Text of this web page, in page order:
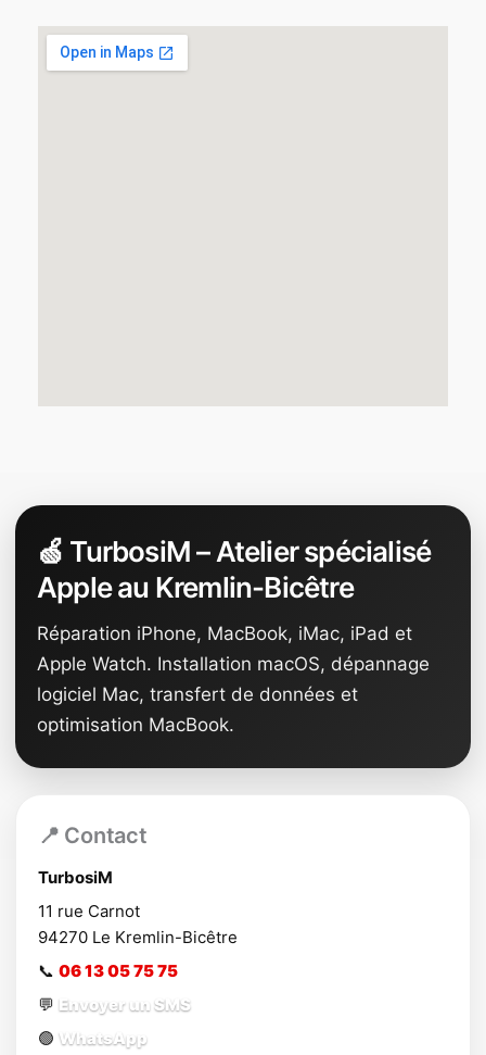
🍏 TurbosiM – Atelier spécialisé
Apple au Kremlin-Bicêtre
Réparation iPhone, MacBook, iMac, iPad et
Apple Watch. Installation macOS, dépannage
logiciel Mac, transfert de données et
optimisation MacBook.
📍 Contact
TurbosiM
11 rue Carnot
94270 Le Kremlin-Bicêtre
📞 06 13 05 75 75
💬 Envoyer un SMS
🟢 WhatsApp